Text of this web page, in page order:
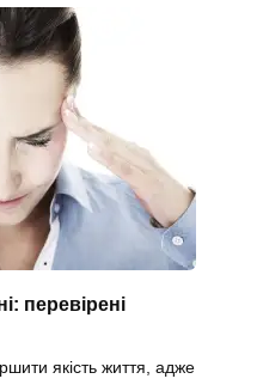
перевірені
якість життя, адже